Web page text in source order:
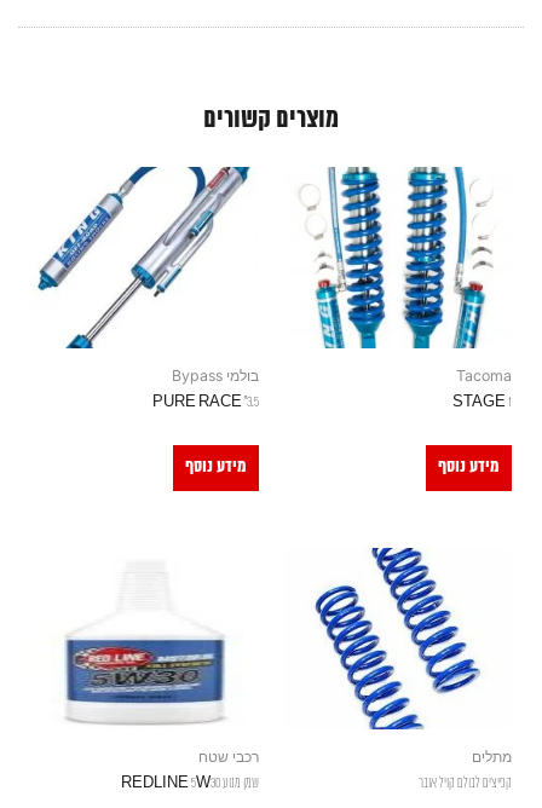
מוצרים קשורים
Tacoma
STAGE 1
מידע נוסף
בולמי Bypass
3.5" PURE RACE
מידע נוסף
מתלים
קפיצים לבולם קויל אובר
רכבי שטח
שמן מנוע REDLINE 5W30